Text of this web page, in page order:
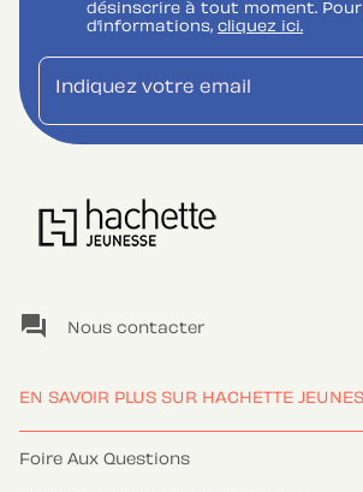
désinscrire à tout moment.
d’informations, cliquez ici.
Indiquez votre email
question_answer Nous contacter
EN SAVOIR PLUS SUR HACHETTE
Foire Aux Questions